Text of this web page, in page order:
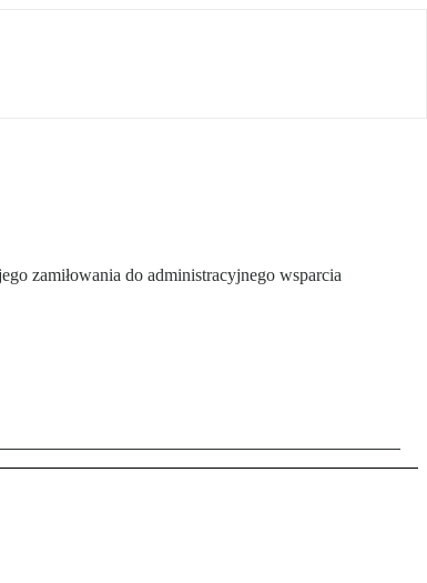
zamiłowania do administracyjnego wsparcia